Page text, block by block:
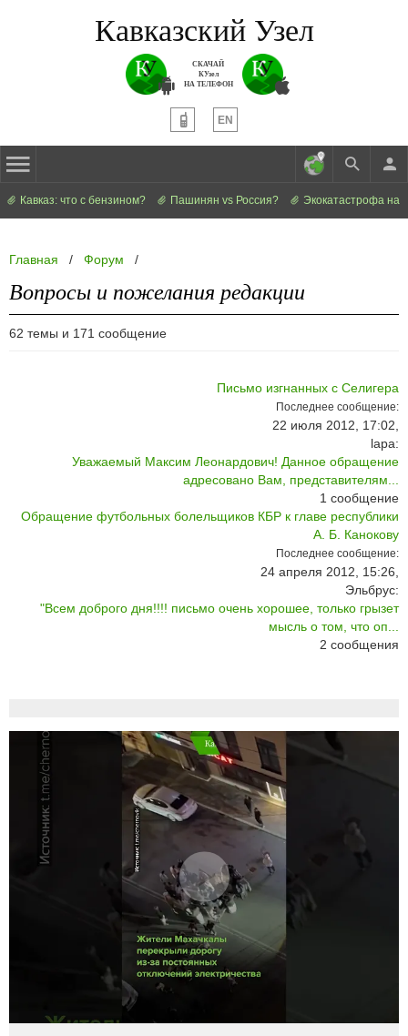
Кавказский Узел
СКАЧАЙ
КУзел
НА ТЕЛЕФОН
EN
Кавказ: что с бензином? Пашинян vs Россия? Экокатастрофа на
Главная / Форум /
Вопросы и пожелания редакции
62 темы и 171 сообщение
Письмо изгнанных с Селигера
Последнее сообщение:
22 июля 2012, 17:02,
lapa:
Уважаемый Максим Леонардович! Данное обращение
адресовано Вам, представителям...
1 сообщение
Обращение футбольных болельщиков КБР к главе республики
А. Б. Канокову
Последнее сообщение:
24 апреля 2012, 15:26,
Эльбрус:
"Всем доброго дня!!!! письмо очень хорошее, только грызет
мысль о том, что оп...
2 сообщения